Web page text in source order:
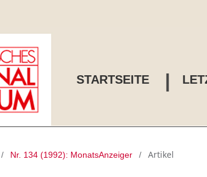
STARTSEITE
/ Nr. 134 (1992): MonatsAnzeiger / Artikel